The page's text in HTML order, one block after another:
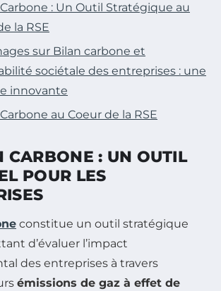
: Un Outil Stratégique au
la RSE
sur Bilan carbone et
sociétale des entreprises : une
innovante
au Coeur de la RSE
CARBONE : UN OUTIL
POUR LES
constitue un outil stratégique
d’évaluer l’impact
des entreprises à travers
émissions de gaz à effet de